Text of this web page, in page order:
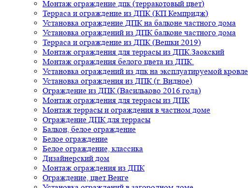
Монтаж ограждение дпк (терракотовый цвет)
Терраса и ограждение из ДПК (КП Кемпридж)
Установка ограждение ДПК на балконе частного дома
Установка ограждений из ДПК балконе частного дома
Терраса и ограждение из ДПК (Вешки 2019)
Монтаж ограждения для террасы из ДПК.Заокский
Монтаж ограждения белого цвета из ДПК.
Установка ограждений из дпк на эксплуатируемой кровле
Установка ограждения из ДПК (г. Видное)
Ограждение из ДПК (Васильково 2016 года)
Монтаж ограждения для террасы из ДПК
Монтаж террасы и ограждения в частном доме
Ограждение ДПК для террасы
Балкон, белое ограждение
Белое ограждение
Белое ограждение, классика
Дизайнерский дом
Монтаж ограждения из ДПК
Ограждение, цвет Венге